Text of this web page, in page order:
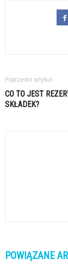
Poprzedni artykuł
CO TO JEST
SKŁADEK?
POWIĄZANE